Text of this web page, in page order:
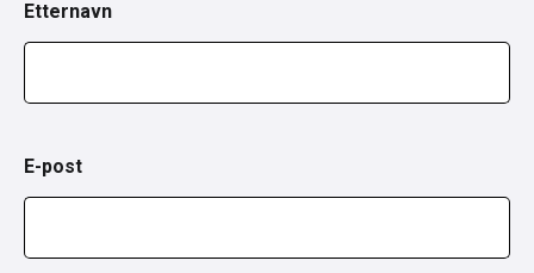
Etternavn
E-post